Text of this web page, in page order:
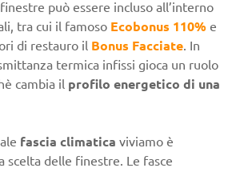
può essere incluso all’interno
tra cui il famoso Ecobonus 110% e
di restauro il Bonus Facciate. In
termica infissi gioca un ruolo
cambia il profilo energetico di una
fascia climatica viviamo è
scelta delle finestre. Le fasce